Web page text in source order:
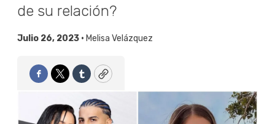
de su relación?
Julio 26, 2023 • Melisa Velázquez
Facebook
TwitterTumblrCopy